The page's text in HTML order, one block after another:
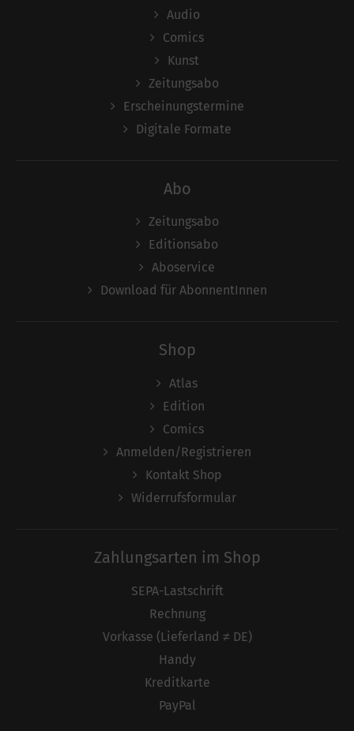
Audio
Comics
Kunst
Zeitungsabo
Erscheinungstermine
Digitale Formate
Abo
Zeitungsabo
Editionsabo
Aboservice
Download für AbonnentInnen
Shop
Atlas
Edition
Comics
Anmelden/Registrieren
Kontakt Shop
Widerrufsformular
Zahlungsarten im Shop
SEPA-Lastschrift
Rechnung
Vorkasse (Lieferland ≠ DE)
Handy
Kreditkarte
PayPal